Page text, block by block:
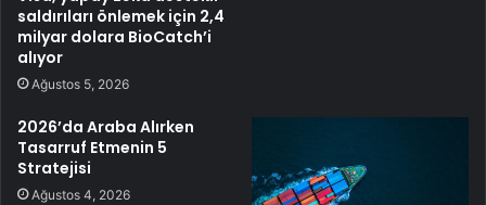
saldırıları önlemek için 2,4
milyar dolara BioCatch’i
alıyor
Ağustos 5, 2026
2026’da Araba Alırken
Tasarruf Etmenin 5
Stratejisi
Ağustos 4, 2026